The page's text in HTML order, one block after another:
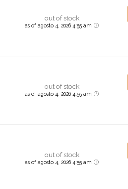
out of stock
as of agosto 4, 2026 4:55 am
out of stock
as of agosto 4, 2026 4:55 am
out of stock
as of agosto 4, 2026 4:55 am